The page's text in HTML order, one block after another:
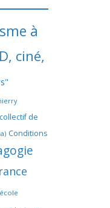
à
ciné,
collectif de
Conditions